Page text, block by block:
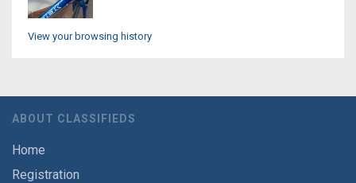
View your browsing history
ABOUT CLASSIFIEDS
Home
Registration